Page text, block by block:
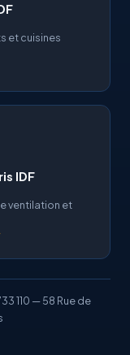
et cuisines
IDF
ventilation et
110 — 58 Rue de